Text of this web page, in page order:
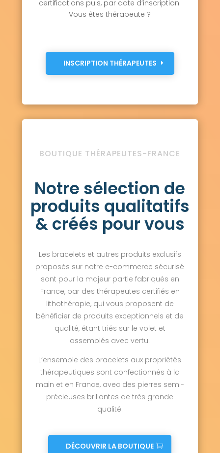
certifications puis, par date d’inscription.
Vous êtes thérapeute ?
INSCRIPTION THÉRAPEUTES
BOUTIQUE THÉRAPEUTES-FRANCE
Notre sélection de
produits qualitatifs
& créés pour vous
Les bracelets et autres produits exclusifs
proposés sur notre e-commerce sécurisé
sont pour la majeur partie fabriqués en
France, par des thérapeutes certifiés en
lithothérapie, qui vous proposent de
bénéficier de produits exceptionnels et de
qualité, étant triés sur le volet et
assemblés avec vertu.
L’ensemble des bracelets aux propriétés
thérapeutiques sont confectionnés à la
main et en France, avec des pierres semi-
précieuses brillantes de très grande
qualité.
DÉCOUVRIR LA BOUTIQUE